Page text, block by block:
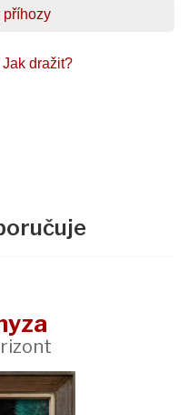
příhozy
Jak dražit?